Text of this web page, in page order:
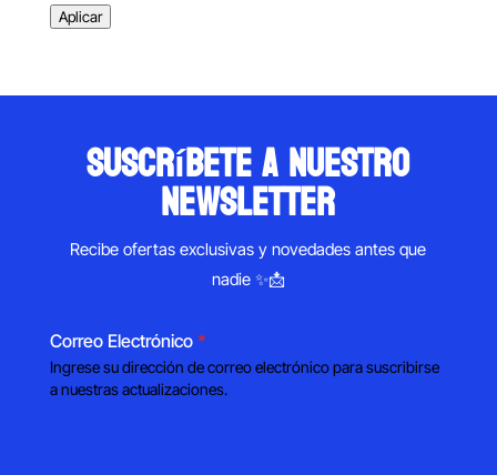
Aplicar
suscríbete a nuestro
newsletter
Recibe ofertas exclusivas y novedades antes que
nadie ✨📩
Correo Electrónico *
Ingrese su dirección de correo electrónico para suscribirse
a nuestras actualizaciones.